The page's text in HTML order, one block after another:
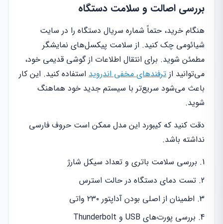
بررسی اصالت و سلامت دستگاه
هنگام خرید، حتماً شماره سریال دستگاه را در سایت
شیائومی چک کنید. از سلامت پیکسل‌های نمایشگر
مطمئن شوید. برای انتقال اطلاعات از گوشی قدیمی خود،
می‌توانید از ترفندهای مخفی اندروید استفاده کنید. این کار
باعث می‌شود سریع‌تر با سیستم جدید خود هماهنگ
شوید.
دقت کنید که کیبورد این مدل ممکن است حروف فارسی
نداشته باشد.
بررسی سلامت باتری و تعداد سیکل شارژ
تست دمای دستگاه در حالت استرس
اطمینان از اصلی بودن آداپتور ۲۳۰ واتی
بررسی پورت‌های USB و Thunderbolt